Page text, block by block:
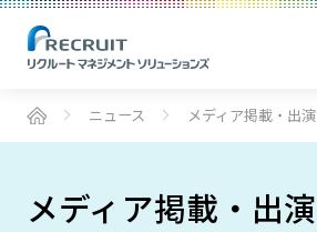
ニュース メディア掲載・出演
メディア掲載・出演